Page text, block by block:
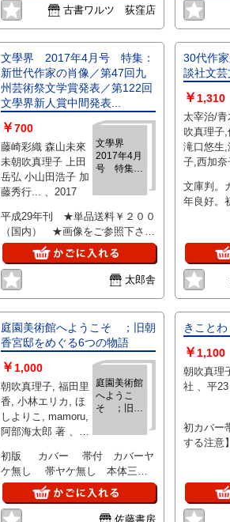
古書ワルツ 荻窪店
文學界 2017年4月号 特集：
新世代作家の肖像／第47回九
州芸術祭文学賞発表／第122回
文學界新人賞中間発表...
文學界
2017年4月
号 特集：
の肖像／第
術祭文学賞
発表／第
122回文學
界新人賞中
￥700
藤崎彩織 森山未來
未朝吹真理子 上田
岳弘 小山田浩子 加
藤秀行... 、2017
平成29年刊 ★単品送料￥２００
（国内） ★画像をご参照下さい
⇒
https://www.dropbox.com/s/q2ba79eywjs8ej1/
dl=0
太郎舎
30代作
談社文芸
￥ 1,310
太宰治/青
吹真理子,
滝口悠生,
子,西加奈
文庫判。
年良好。
庭園美術館へようこそ ；旧朝
香宮邸をめぐる6つの物語
庭園美術館
へようこ
そ ；旧朝
ぐる6つの
￥ 1,000
朝吹真理子, 福田里
香, 小林エリカ, ほ
しよりこ, mamoru,
阿部海太郎 著 、河
１４年１１月 、
119p 、20cm
初版 カバー 帯付 カバーヤ
ケ無し 帯ヤケ無し 本体三方
ヤケ無し 線引き無し 書き込み
無し 保存状態良好の美本で
す。 庭園美術館のしつらいが好
佐藤書房
きこと
￥ 1,100
朝吹真理子 、
初カバ
する注意
「日本の
態」表記
当店の扱